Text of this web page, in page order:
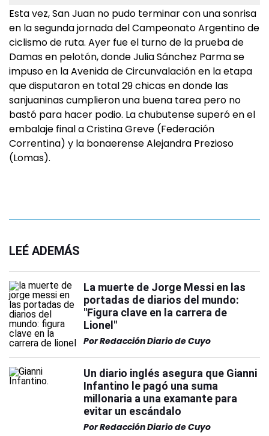
Esta vez, San Juan no pudo terminar con una sonrisa
en la segunda jornada del Campeonato Argentino de
ciclismo de ruta. Ayer fue el turno de la prueba de
Damas en pelotón, donde Julia Sánchez Parma se
impuso en la Avenida de Circunvalación en la etapa
que disputaron en total 29 chicas en donde las
sanjuaninas cumplieron una buena tarea pero no
bastó para hacer podio. La chubutense superó en el
embalaje final a Cristina Greve (Federación
Correntina) y la bonaerense Alejandra Prezioso
(Lomas).
LEÉ ADEMÁS
La muerte de Jorge Messi en las
portadas de diarios del mundo:
"Figura clave en la carrera de
Lionel"
PorRedacción Diario de Cuyo
Un diario inglés asegura que Gianni
Infantino le pagó una suma
millonaria a una examante para
evitar un escándalo
PorRedacción Diario de Cuyo